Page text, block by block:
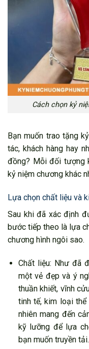
Cách chọn kỷ
Bạn muốn trao tặng
tác, khách hàng hay
đồng? Mỗi đối tượng
kỷ niệm chương khác
Lựa chọn chất liệu và
Sau khi đã xác định
bước tiếp theo là lựa
chương hình ngôi sao.
Chất liệu: Như đã
một vẻ đẹp và ý
thuần khiết, vĩnh
tinh tế, kim loại
nhiên mang đến
kỹ lưỡng để lựa
bạn muốn truyền tải.